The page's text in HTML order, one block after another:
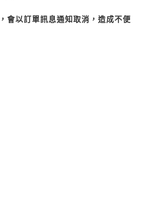
會以訂單訊息通知取消，造成不便